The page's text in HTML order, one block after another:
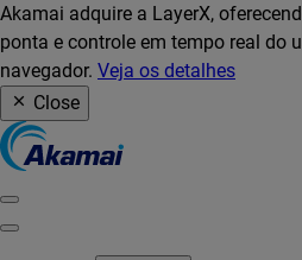
Akamai adquire a LayerX,
ponta e controle em tempo real do
navegador. Veja os detalhes
Close